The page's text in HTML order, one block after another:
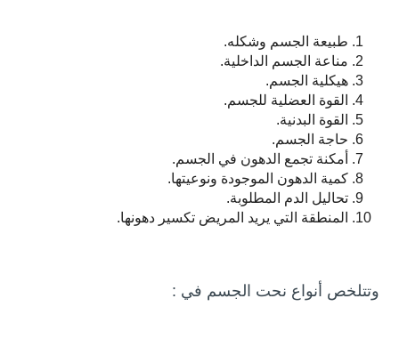
طبيعة الجسم وشكله.
مناعة الجسم الداخلية.
هيكلية الجسم.
القوة العضلية للجسم.
القوة البدنية.
حاجة الجسم.
أمكنة تجمع الدهون في الجسم.
كمية الدهون الموجودة ونوعيتها.
تحاليل الدم المطلوبة.
المنطقة التي يريد المريض تكسير دهونها.
وتتلخص أنواع نحت الجسم في :